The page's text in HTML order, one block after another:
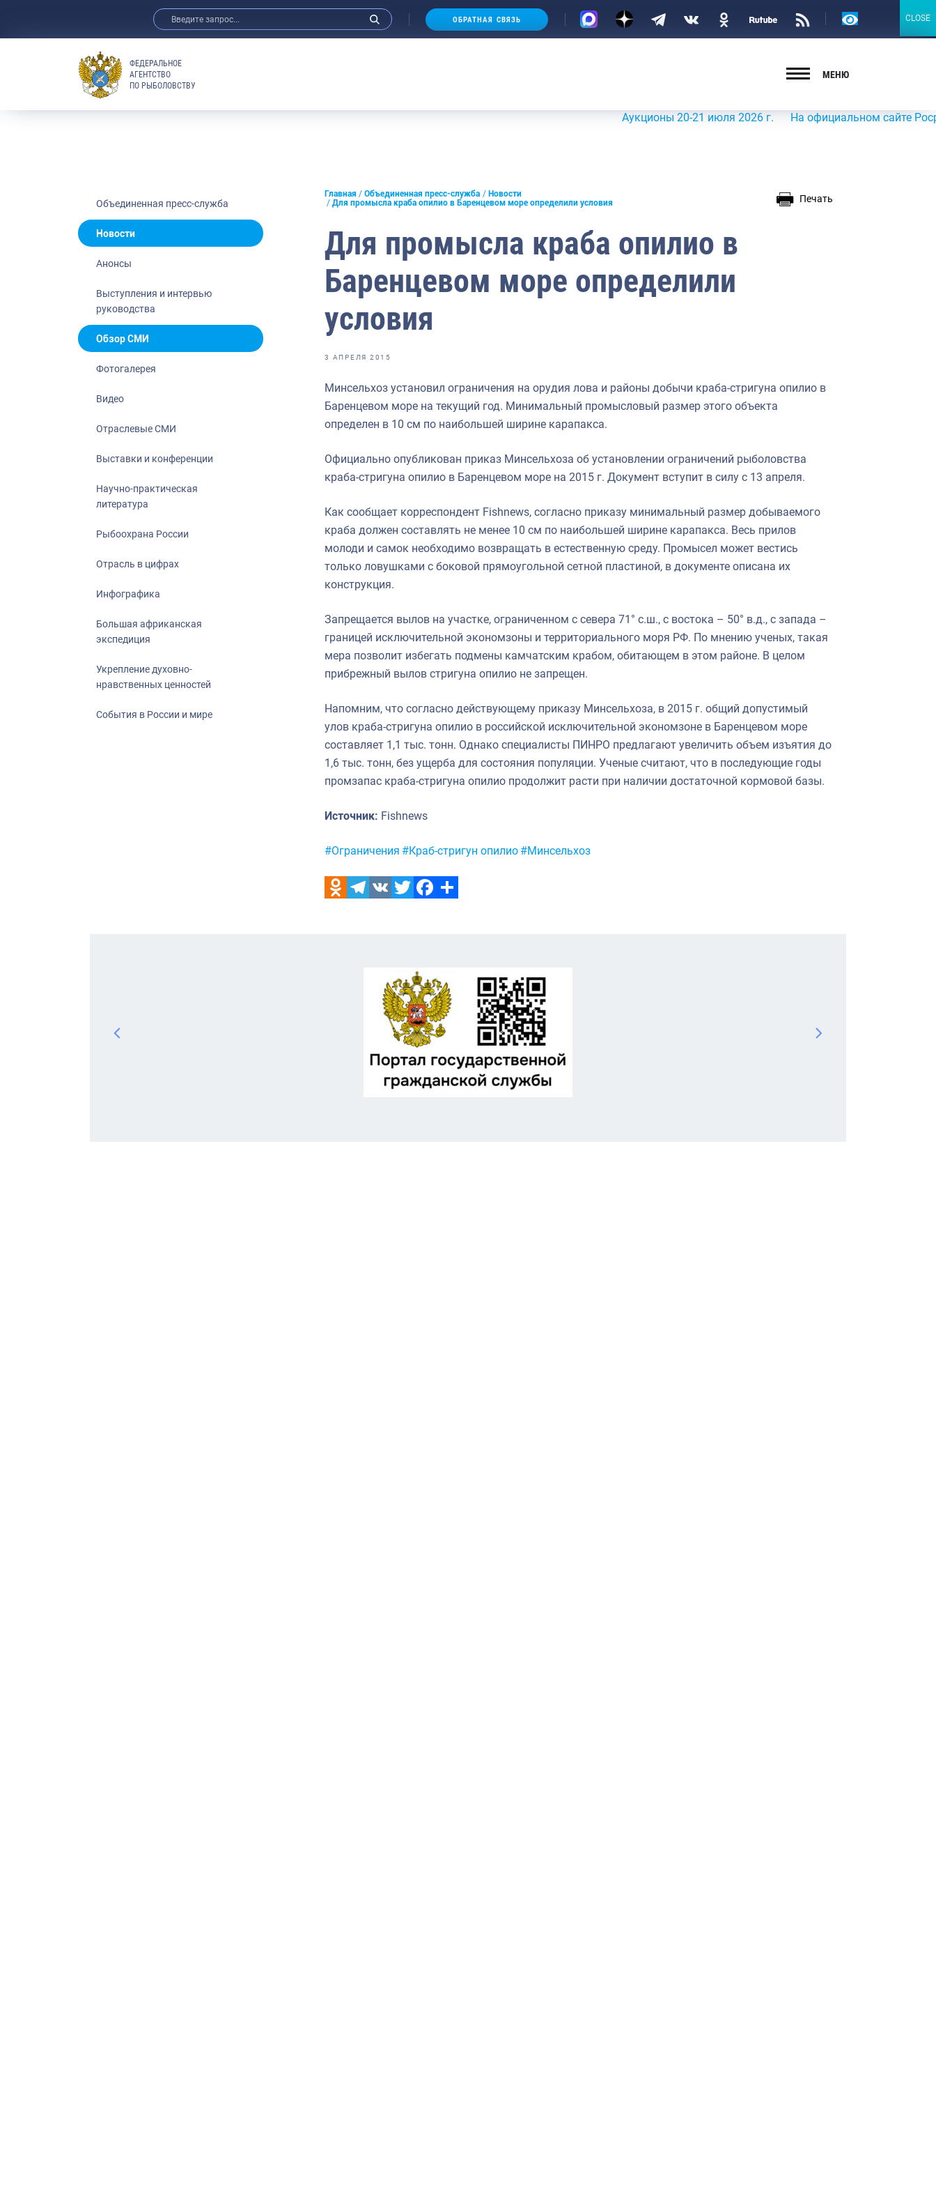
Анонсы
Отраслевые СМИ
Выставки и конференции
Научно-практическая литература
Рыбоохрана России
Отрасль в цифрах
Инфографика
Большая африканская экспедиция
ОБРАТНАЯ СВЯЗЬ
Версия
ФЕДЕРАЛЬНОЕ
АГЕНТСТВО
ПО РЫБОЛОВСТВУ
МЕНЮ
Аукционы 20-21 июля 2026 г. На официальном сайте
Объединенная пресс-служба
Новости
Анонсы
Выступления и интервью
руководства
Обзор СМИ
Фотогалерея
Видео
Отраслевые СМИ
Выставки и конференции
Научно-практическая
литература
Рыбоохрана России
Отрасль в цифрах
Инфографика
Большая африканская
экспедиция
Укрепление духовно-
нравственных ценностей
События в России и мире
Главная Объединенная пресс-служба
Новости
Для промысла краба опилио в Баренцевом море определили условия
Печать
Для промысла краба опилио в
Баренцевом море определили
условия
3 АПРЕЛЯ 2015
Минсельхоз установил ограничения на орудия лова и районы добычи краба-стригуна опилио в
Баренцевом море на текущий год. Минимальный промысловый размер этого объекта
определен в 10 см по наибольшей ширине карапакса.
Официально опубликован приказ Минсельхоза об установлении ограничений рыболовства
краба-стригуна опилио в Баренцевом море на 2015 г. Документ вступит в силу с 13 апреля.
Как сообщает корреспондент Fishnews, согласно приказу минимальный размер добываемого
краба должен составлять не менее 10 см по наибольшей ширине карапакса. Весь прилов
молоди и самок необходимо возвращать в естественную среду. Промысел может вестись
только ловушками с боковой прямоугольной сетной пластиной, в документе описана их
конструкция.
Запрещается вылов на участке, ограниченном с севера 71° с.ш., с востока – 50° в.д., с запада –
границей исключительной экономзоны и территориального моря РФ. По мнению ученых, такая
мера позволит избегать подмены камчатским крабом, обитающем в этом районе. В целом
прибрежный вылов стригуна опилио не запрещен.
Напомним, что согласно действующему приказу Минсельхоза, в 2015 г. общий допустимый
улов краба-стригуна опилио в российской исключительной экономзоне в Баренцевом море
составляет 1,1 тыс. тонн. Однако специалисты ПИНРО предлагают увеличить объем изъятия до
1,6 тыс. тонн, без ущерба для состояния популяции. Ученые считают, что в последующие годы
промзапас краба-стригуна опилио продолжит расти при наличии достаточной кормовой базы.
Источник: Fishnews
Метки:
#Ограничения #Краб-стригун опилио #Минсельхоз
CLOSE
CLOSE